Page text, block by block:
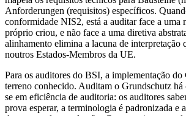
Anforderungen (requisitos) específicos.
conformidade NIS2, está a auditar face a uma
próprio criou, e não face a uma diretiva
alinhamento elimina a lacuna de interpretação
noutros Estados-Membros da UE.
Para os auditores do BSI, a implementação do
terreno conhecido. Auditam o Grundschutz há
se em eficiência de auditoria: os auditores
prova esperar, a terminologia é padronizada e